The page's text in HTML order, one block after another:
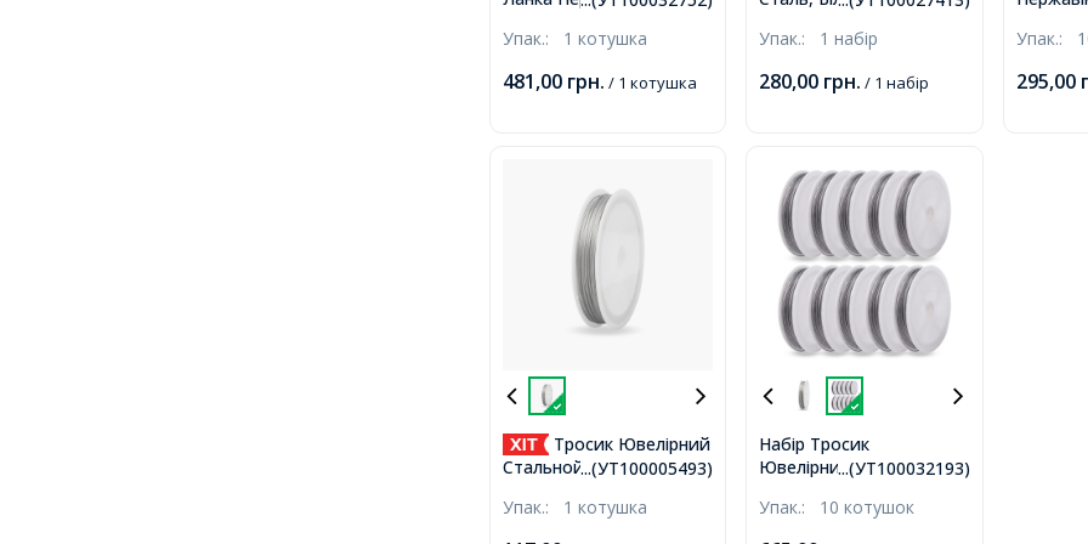
0.25мм, близько 100м/
Упак.: 1 котушка
481,00 грн. / 1 котушка
набір, близько 10м/
Упак.: 1 набір
280,00 грн. / 1 набір
Упак.:
295,00
...(УТ100005493)
Тросик Ювелірний
Стальной, Світло-Сірий,
Упак.: 1 котушка
...(УТ100032193)
Набір Тросик
Ювелірний, Ланка
1мм/10м, 1мм,
Упак.: 10 котушок